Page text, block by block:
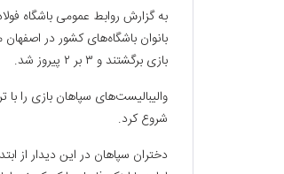
به گزارش روابط عمومی باشگاه
بازی برگشتند و ۳ بر ۲ پیروز شد.
والیبالیست‌های سپاهان بازی را
شروع کرد.
دختران سپاهان در این دیدار از